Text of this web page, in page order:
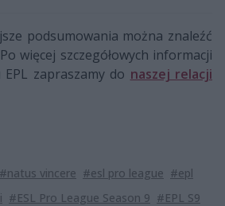
podsumowania można znaleźć
więcej szczegółowych informacji
zapraszamy do naszej relacji
#natus vincere #esl pro league #epl
#ESL Pro League Season 9 #EPL S9